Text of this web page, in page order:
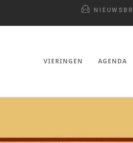
VIERINGEN AGENDA